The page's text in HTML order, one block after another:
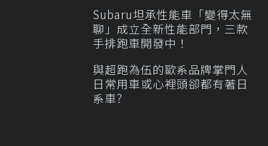
Subaru坦承性能車「變得太無
聊」成立全新性能部門，三款
手排跑車開發中！
與超跑為伍的歐系品牌掌門人
日常用車或心裡頭卻都有著日
系車?